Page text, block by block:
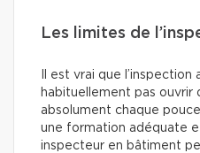
Les limites de
Il est vrai que
habituellement pas ouvrir
absolument chaque
une formation adéquate
inspecteur en bâtiment